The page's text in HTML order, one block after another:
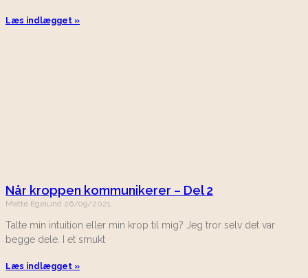
Læs indlægget »
Når kroppen kommunikerer – Del 2
Mette Egelund 26/09/2021
Talte min intuition eller min krop til mig? Jeg tror selv det var
begge dele. I et smukt
Læs indlægget »